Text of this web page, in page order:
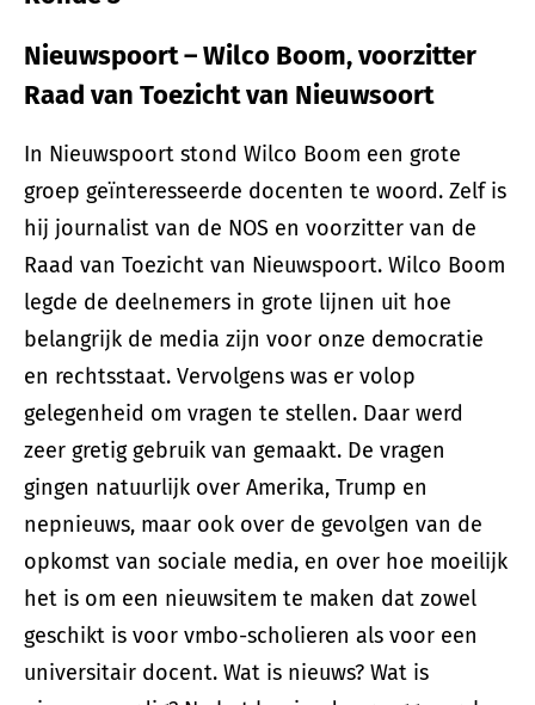
Nieuwspoort – Wilco Boom, voorzitter
Raad van Toezicht van Nieuwsoort
In Nieuwspoort stond Wilco Boom een grote
groep geïnteresseerde docenten te woord. Zelf is
hij journalist van de NOS en voorzitter van de
Raad van Toezicht van Nieuwspoort. Wilco Boom
legde de deelnemers in grote lijnen uit hoe
belangrijk de media zijn voor onze democratie
en rechtsstaat. Vervolgens was er volop
gelegenheid om vragen te stellen. Daar werd
zeer gretig gebruik van gemaakt. De vragen
gingen natuurlijk over Amerika, Trump en
nepnieuws, maar ook over de gevolgen van de
opkomst van sociale media, en over hoe moeilijk
het is om een nieuwsitem te maken dat zowel
geschikt is voor vmbo-scholieren als voor een
universitair docent. Wat is nieuws? Wat is